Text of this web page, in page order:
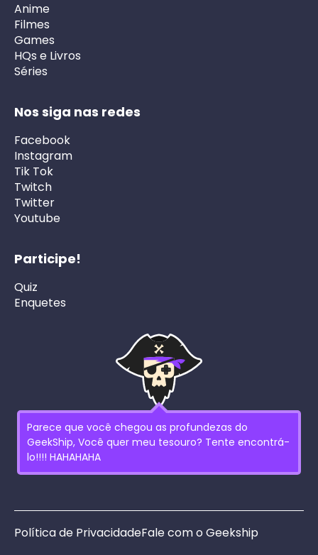
Anime
Filmes
Games
HQs e Livros
Séries
Nos siga nas redes
Facebook
Instagram
Tik Tok
Twitch
Twitter
Youtube
Participe!
Quiz
Enquetes
Parece que você chegou as profundezas do
GeekShip, Você quer meu tesouro? Tente encontrá-
lo!!!! HAHAHAHA
Política de PrivacidadeFale com o Geekship